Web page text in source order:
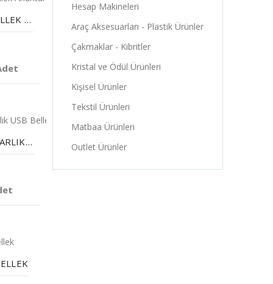
8 GB METAL USB BELLEK ANAHTARLIK
8 GB METAL ANAHTARLIK USB BELLEK
Hesap Makineleri
Araç Aksesuarları - Plastik Ürünler
Çakmaklar - Kibritler
Kristal ve Ödül Ürünleri
Kişisel Ürünler
Tekstil Ürünleri
Matbaa Ürünleri
Outlet Ürünler